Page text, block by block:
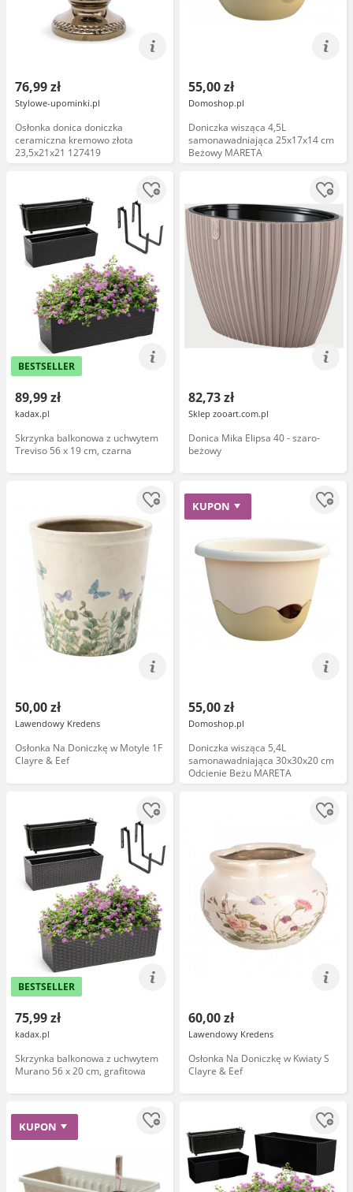
76,99 zł
Stylowe-upominki.pl
Osłonka donica doniczka
ceramiczna kremowo złota
23,5x21x21 127419
55,00 zł
Domoshop.pl
Doniczka wisząca 4,5L
samonawadniająca 25x17x14 cm
Beżowy MARETA
BESTSELLER
89,99 zł
kadax.pl
Skrzynka balkonowa z uchwytem
Treviso 56 x 19 cm, czarna
82,73 zł
Sklep zooart.com.pl
Donica Mika Elipsa 40 - szaro-
beżowy
50,00 zł
Lawendowy Kredens
Osłonka Na Doniczkę w Motyle 1F
Clayre & Eef
KUPON
55,00 zł
Domoshop.pl
Doniczka wisząca 5,4L
samonawadniająca 30x30x20 cm
Odcienie Beżu MARETA
BESTSELLER
75,99 zł
kadax.pl
Skrzynka balkonowa z uchwytem
Murano 56 x 20 cm, grafitowa
60,00 zł
Lawendowy Kredens
Osłonka Na Doniczkę w Kwiaty S
Clayre & Eef
KUPON